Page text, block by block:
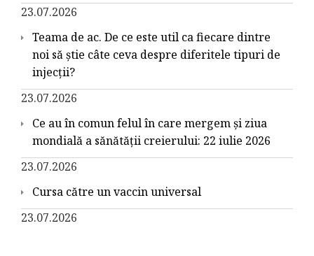
23.07.2026
Teama de ac. De ce este util ca fiecare dintre
noi să știe câte ceva despre diferitele tipuri de
injecții?
23.07.2026
Ce au în comun felul în care mergem și ziua
mondială a sănătății creierului: 22 iulie 2026
23.07.2026
Cursa către un vaccin universal
23.07.2026